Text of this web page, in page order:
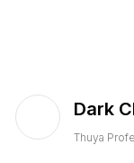
Dark
Thuya